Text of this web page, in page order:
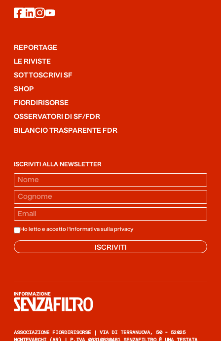
facebook
linkedin
instagram
youtube
REPORTAGE
LE RIVISTE
SOTTOSCRIVI SF
SHOP
FIORDIRISORSE
OSSERVATORI DI SF/FDR
BILANCIO TRASPARENTE FDR
ISCRIVITI ALLA NEWSLETTER
Ho letto e accetto l'informativa sulla privacy
ISCRIVITI
ASSOCIAZIONE FIORDIRISORSE | VIA DI TERRANUOVA, 50 - 52025